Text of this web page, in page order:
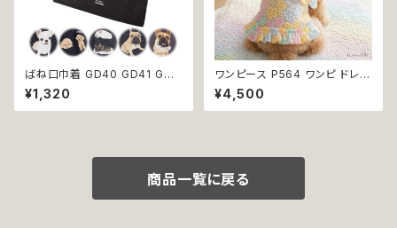
ばね口巾着 GD40 GD41 GD4
2 GD43 GD44 わんこポーチ
ポーチ デニム コットン チワワ柄
トイプードル柄 フレンチブルドッ
¥1,320
ワンピース P564 ワンピ ドレス
ハンドメイド 花 透け感 スカート
トップス 裏地付き パピー 小型
犬 犬 猫 ペット 服 犬服 猫服 犬
不可
¥4,500
商品一覧に戻る